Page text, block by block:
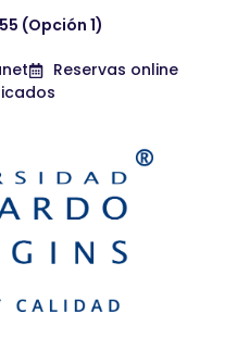
(Opción 1)
Reservas online